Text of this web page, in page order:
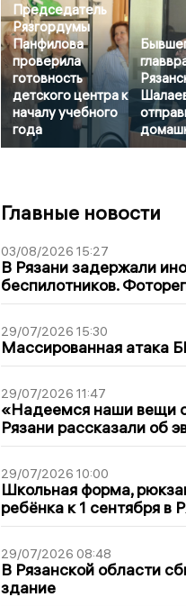
Председатель
Рязгордумы
Панфилова
проверила
готовность
детского центра к
началу учебного
года
Главные новости
03/08/2026 15:27
В Рязани задержали
беспилотников.
29/07/2026 15:30
Массированная атака
29/07/2026 11:47
«Надеемся наши вещи
Рязани рассказали об
29/07/2026 10:00
Школьная форма,
ребёнка к 1 сентября в
29/07/2026 08:48
В Рязанской области
здание